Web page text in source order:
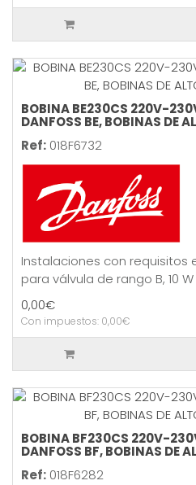
BOBINA BE230CS 220V-
DANFOSS BE, BOBINAS DE
Ref: 018F6732
Instalaciones con requisitos
para válvula de rango B, 10
0,00€
Con impuestos: 0,00€
BOBINA BF230CS 220V-
DANFOSS BF, BOBINAS DE
Ref: 018F6282